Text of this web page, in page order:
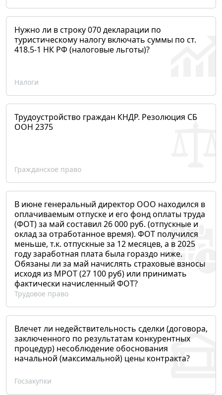
Нужно ли в строку 070 декларации по
туристическому налогу включать суммы по ст.
418.5-1 НК РФ (налоговые льготы)?
Налоги
Трудоустройство граждан КНДР. Резолюция СБ
ООН 2375
Гражданское право
В июне генеральный директор ООО находился в
оплачиваемым отпуске и его фонд оплаты труда
(ФОТ) за май составил 26 000 руб. (отпускные и
оклад за отработанное время). ФОТ получился
меньше, т.к. отпускные за 12 месяцев, а в 2025
году заработная плата была гораздо ниже.
Обязаны ли за май начислять страховые взносы
исходя из МРОТ (27 100 руб) или принимать
фактически начисленный ФОТ?
Трудовое право
Влечет ли недействительность сделки (договора,
заключенного по результатам конкурентных
процедур) несоблюдение обоснования
начальной (максимальной) цены контракта?
Госзакупки